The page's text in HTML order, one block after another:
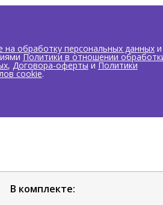
на обработку персональных данныхи
Политики в отношении
, Договора-оферты и Политики
cookie.
В комплекте: